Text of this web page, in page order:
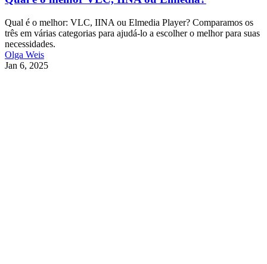
Qual é o melhor: VLC, IINA ou Elmedia Player? Comparamos os
três em várias categorias para ajudá-lo a escolher o melhor para suas
necessidades.
Olga Weis
Jan 6, 2025